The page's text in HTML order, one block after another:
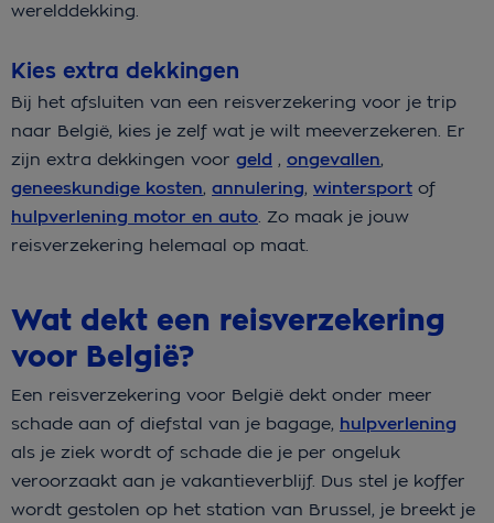
werelddekking.
Kies extra dekkingen
Bij het afsluiten van een reisverzekering voor je trip
naar België, kies je zelf wat je wilt meeverzekeren. Er
zijn extra dekkingen voor geld , ongevallen,
geneeskundige kosten, annulering, wintersport of
hulpverlening motor en auto . Zo maak je jouw
reisverzekering helemaal op maat.
Wat dekt een reisverzekering
voor België?
Een reisverzekering voor België dekt onder meer
schade aan of diefstal van je bagage, hulpverlening
als je ziek wordt of schade die je per ongeluk
veroorzaakt aan je vakantieverblijf. Dus stel je koffer
wordt gestolen op het station van Brussel, je breekt je